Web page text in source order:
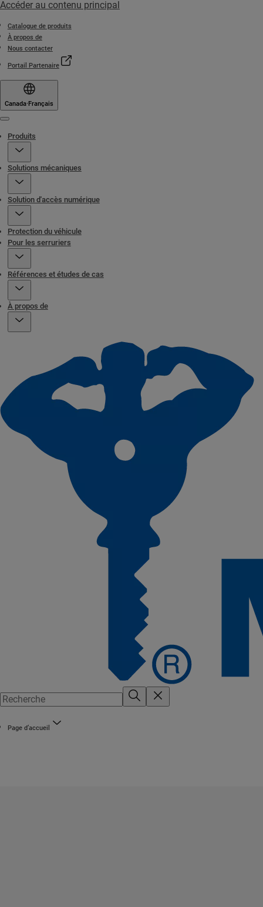
Accéder au contenu principal
Catalogue de produits
À propos de
Nous contacter
Portail Partenaire
Canada·Français
Produits
Solutions mécaniques
Solution d'accès numérique
Protection du véhicule
Pour les serruriers
Références et études de cas
À propos de
Page d’accueil